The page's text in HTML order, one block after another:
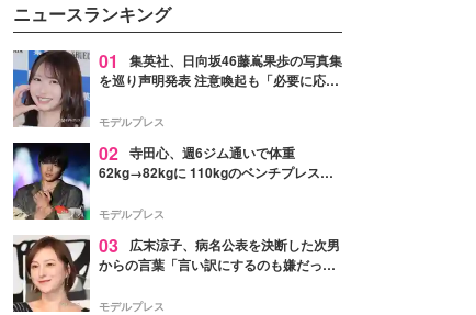
ニュースランキング
01
集英社、日向坂46藤嶌果歩の写真集
を巡り声明発表 注意喚起も「必要に応じ
モデルプレス
02 寺田心、週6ジム通いで体重
62kg→82kgに 110kgのベンチプレス持
「かっこいい」と反響
モデルプレス
03
広末涼子、病名公表を決断した次男
からの言葉「言い訳にするのも嫌だっ
モデルプレス